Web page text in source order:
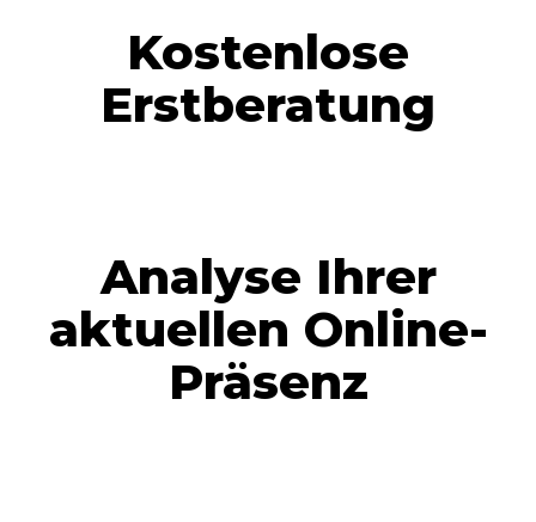
Kostenlose
Erstberatung
Analyse Ihrer
aktuellen Online-
Präsenz